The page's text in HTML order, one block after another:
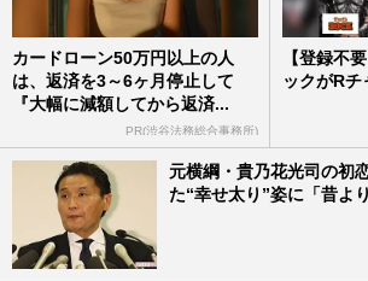
カードローン50万円以上の人
は、返済を3～6ヶ月停止して
『大幅に減額してから返済...
PR(渋谷法務総合事務所)
【登録不
ックがRチ
元横綱・貴乃花光司の初
た“幸せ太り”姿に「昔よ